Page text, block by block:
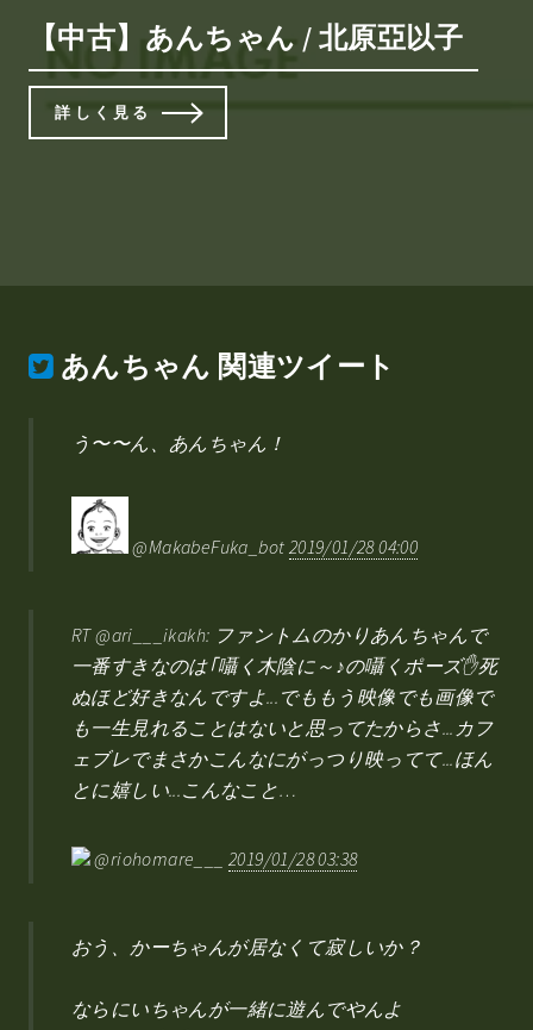
【中古】あんちゃん / 北原亞以子
詳しく見る
あんちゃん 関連ツイート
う〜〜ん、あんちゃん！
@MakabeFuka_bot 2019/01/28 04:00
RT @ari___ikakh: ファントムのかりあんちゃんで
一番すきなのは｢囁く木陰に～♪の囁くポーズ✋死
ぬほど好きなんですよ...でももう映像でも画像で
も一生見れることはないと思ってたからさ...カフ
ェブレでまさかこんなにがっつり映ってて...ほん
とに嬉しい...こんなこと…
@riohomare___2019/01/28 03:38
おう、かーちゃんが居なくて寂しいか？
ならにいちゃんが一緒に遊んでやんよ